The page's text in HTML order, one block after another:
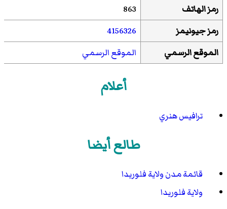
رمز الهاتف
863
رمز جيونيمز
4156326
الموقع الرسمي
الموقع الرسمي
أعلام
ترافيس هنري
طالع أيضا
قائمة مدن ولاية فلوريدا
ولاية فلوريدا